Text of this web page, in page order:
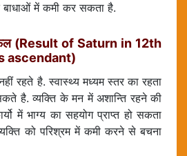
में कमी कर सकता है.
फल (Result of Saturn in 12th
ascendant)
रहते है. स्वास्थ्य मध्यम स्तर का रहता
है. व्यक्ति के मन में अशान्ति रहने की
में भाग्य का सहयोग प्राप्त हो सकता
को परिश्रम में कमी करने से बचना